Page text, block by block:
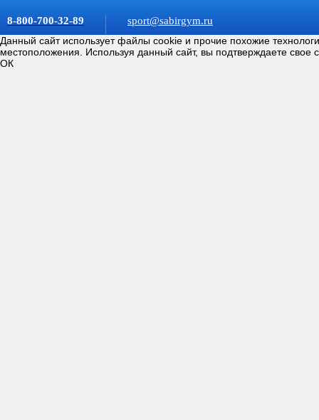
8-800-700-32-89
sport@sabirgym.ru
Данный сайт использует файлы cookie и прочие похожие
местоположения. Используя данный сайт, вы подтверждаете свое
ОК